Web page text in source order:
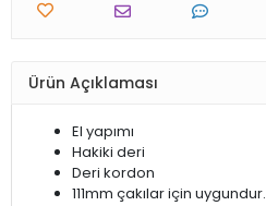
Ürün Açıklaması
El yapımı
Hakiki deri
Deri kordon
111mm çakılar için uygundur.